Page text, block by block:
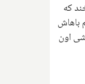
که
باهاش
اون